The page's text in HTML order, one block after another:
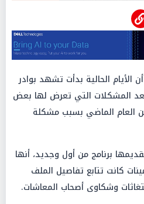
الأيام الحالية بدأت تشهد بوادر
المشكلات التي تعرض لها بعض
العام الماضي بسبب مشكلة
برنامج من أول وجديد، أنها
كانت تتابع تفاصيل الملف
وشكاوى أصحاب المعاشات.